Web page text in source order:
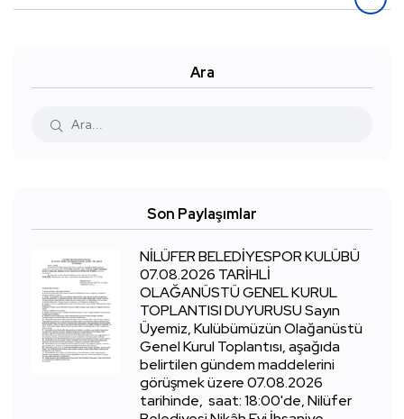
Ara
Son Paylaşımlar
NİLÜFER BELEDİYESPOR KULÜBÜ
07.08.2026 TARİHLİ
OLAĞANÜSTÜ GENEL KURUL
TOPLANTISI DUYURUSU Sayın
Üyemiz, Kulübümüzün Olağanüstü
Genel Kurul Toplantısı, aşağıda
belirtilen gündem maddelerini
görüşmek üzere 07.08.2026
tarihinde, saat: 18:00'de, Nilüfer